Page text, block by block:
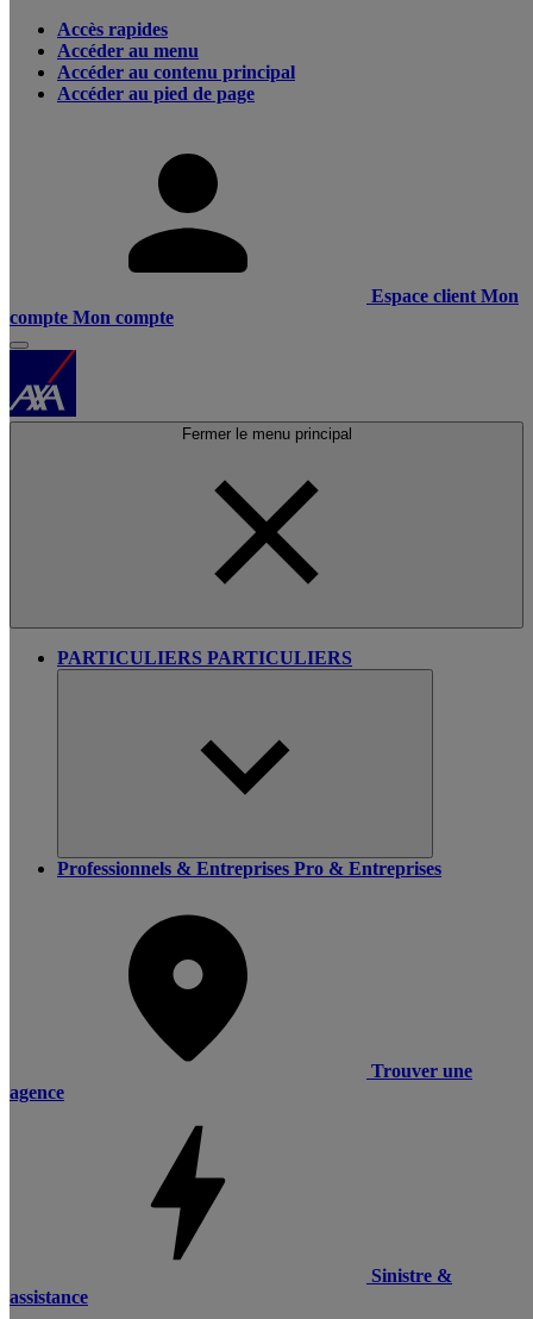
Accès rapides
Accéder au menu
Accéder au contenu principal
Accéder au pied de page
Espace client Mon
compte Mon compte
Fermer le menu principal
PARTICULIERS PARTICULIERS
Professionnels & Entreprises Pro & Entreprises
Trouver une
agence
Sinistre &
assistance